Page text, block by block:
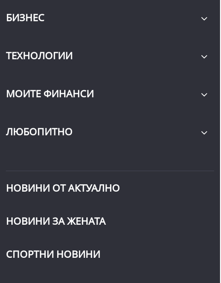
БИЗНЕС
ТЕХНОЛОГИИ
МОИТЕ ФИНАНСИ
ЛЮБОПИТНО
НОВИНИ ОТ АКТУАЛНО
НОВИНИ ЗА ЖЕНАТА
СПОРТНИ НОВИНИ